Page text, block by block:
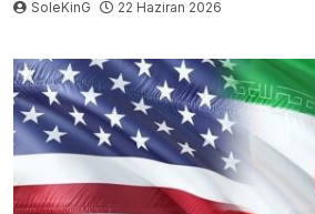
SoleKinG 22 Haziran 2026